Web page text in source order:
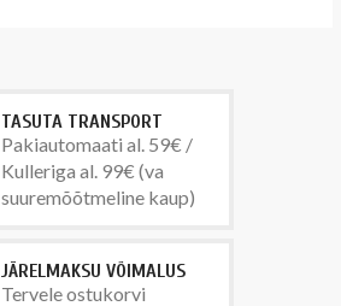
TASUTA TRANSPORT
Pakiautomaati al. 59€ /
Kulleriga al. 99€ (va
suuremõõtmeline kaup)
JÄRELMAKSU VÕIMALUS
Tervele ostukorvi